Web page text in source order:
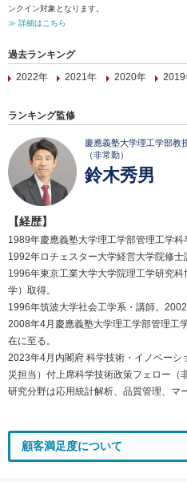
ンクイン対象となります。
≫ 詳細はこちら
過去ランキング
2022年
2021年 2020年 2019
ランキング監修
慶應義塾大学理工学部教
（非常勤）
鈴木秀男
【経歴】
1989年慶應義塾大学理工学部管理工学科
1992年ロチェスター大学経営大学院修士
1996年東京工業大学大学院理工学研究
学）取得。
1996年筑波大学社会工学系・講師。2002
2008年4月慶應義塾大学理工学部管理工
在に至る。
2023年4月内閣府 科学技術・イノベー
災担当）付上席科学技術政策フェロー（
研究分野は応用統計解析、品質管理、マ
顧客満足度について